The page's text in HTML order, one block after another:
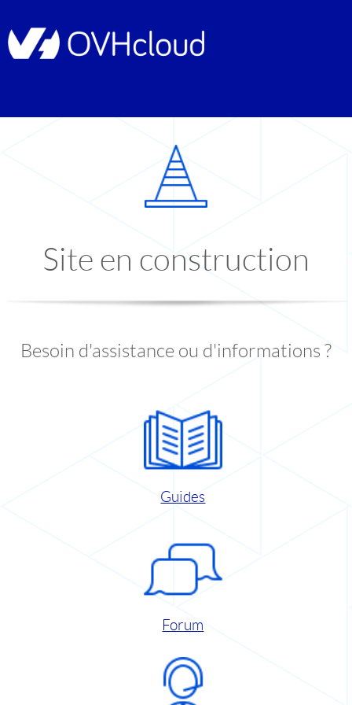
Site en construction
Besoin d'assistance ou d'informations ?
Guides
Forum